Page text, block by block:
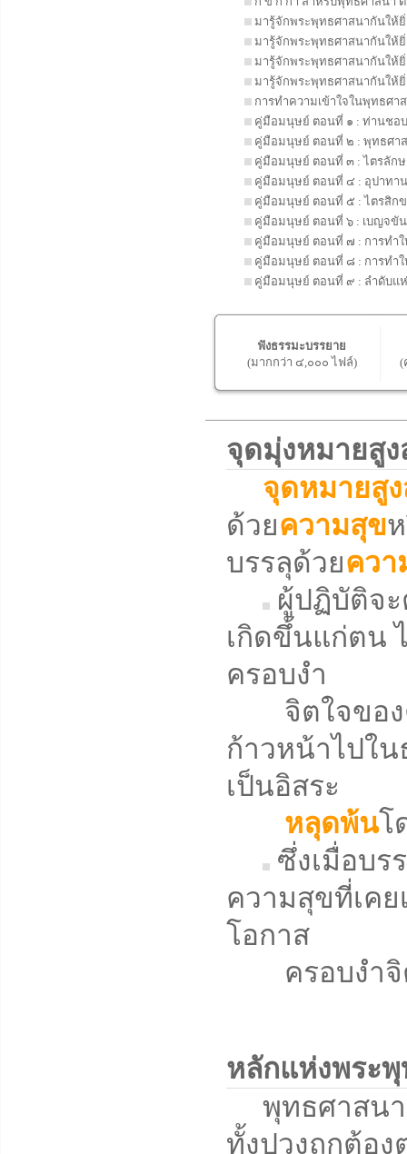
มารู้จักพระพุทธศาสนากันให้
มารู้จักพระพุทธศาสนากันให้
มารู้จักพระพุทธศาสนากันให้
มารู้จักพระพุทธศาสนากันให้
การทำความเข้าใจในพุทธศา
คู่มือมนุษย์ ตอนที่ ๑ : ท่านชอ
คู่มือมนุษย์ ตอนที่ ๒ : พุทธศาส
คู่มือมนุษย์ ตอนที่ ๓ : ไตรลัก
คู่มือมนุษย์ ตอนที่ ๔ : อุปาทา
คู่มือมนุษย์ ตอนที่ ๕ : ไตรสิก
คู่มือมนุษย์ ตอนที่ ๖ : เบญจขัน
คู่มือมนุษย์ ตอนที่ ๗ : การทำ
คู่มือมนุษย์ ตอนที่ ๘ : การทำ
คู่มือมนุษย์ ตอนที่ ๙ : ลำดับแ
ฟังธรรมะบรรยาย
(มากกว่า ๔,๐๐๐ ไฟล์)
(
จุดมุ่งหมายสู
จุดหมายสู
ด้วยความสุข
บรรลุด้วยคว
ผู้ปฏิบัติจะ
เกิดขึ้นแก่ตน
ครอบงำ
จิตใจของ
ก้าวหน้าไปใน
เป็นอิสระ
หลุดพ้นโ
ซึ่งเมื่อบร
ความสุขที่เค
โอกาส
ครอบงำจิต
หลักแห่งพระ
พุทธศาสนา
ทั้งปวงถูกต้อง